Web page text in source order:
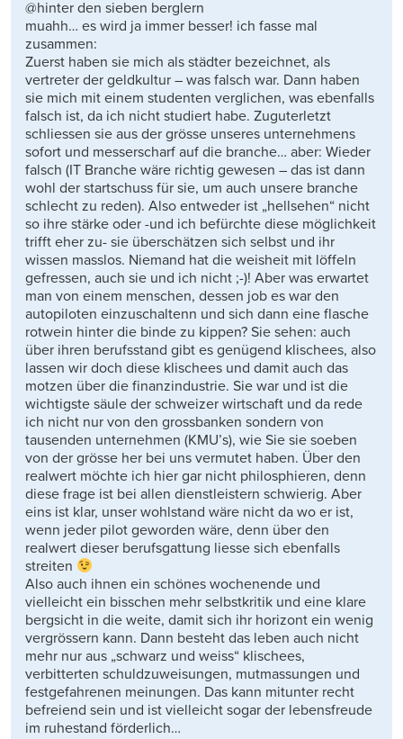
@hinter den sieben berglern
muahh… es wird ja immer besser! ich fasse mal
zusammen:
Zuerst haben sie mich als städter bezeichnet, als
vertreter der geldkultur – was falsch war. Dann haben
sie mich mit einem studenten verglichen, was ebenfalls
falsch ist, da ich nicht studiert habe. Zuguterletzt
schliessen sie aus der grösse unseres unternehmens
sofort und messerscharf auf die branche… aber: Wieder
falsch (IT Branche wäre richtig gewesen – das ist dann
wohl der startschuss für sie, um auch unsere branche
schlecht zu reden). Also entweder ist „hellsehen“ nicht
so ihre stärke oder -und ich befürchte diese möglichkeit
trifft eher zu- sie überschätzen sich selbst und ihr
wissen masslos. Niemand hat die weisheit mit löffeln
gefressen, auch sie und ich nicht ;-)! Aber was erwartet
man von einem menschen, dessen job es war den
autopiloten einzuschaltenn und sich dann eine flasche
rotwein hinter die binde zu kippen? Sie sehen: auch
über ihren berufsstand gibt es genügend klischees, also
lassen wir doch diese klischees und damit auch das
motzen über die finanzindustrie. Sie war und ist die
wichtigste säule der schweizer wirtschaft und da rede
ich nicht nur von den grossbanken sondern von
tausenden unternehmen (KMU’s), wie Sie sie soeben
von der grösse her bei uns vermutet haben. Über den
realwert möchte ich hier gar nicht philosphieren, denn
diese frage ist bei allen dienstleistern schwierig. Aber
eins ist klar, unser wohlstand wäre nicht da wo er ist,
wenn jeder pilot geworden wäre, denn über den
realwert dieser berufsgattung liesse sich ebenfalls
streiten
Also auch ihnen ein schönes wochenende und
vielleicht ein bisschen mehr selbstkritik und eine klare
bergsicht in die weite, damit sich ihr horizont ein wenig
vergrössern kann. Dann besteht das leben auch nicht
mehr nur aus „schwarz und weiss“ klischees,
verbitterten schuldzuweisungen, mutmassungen und
festgefahrenen meinungen. Das kann mitunter recht
befreiend sein und ist vielleicht sogar der lebensfreude
im ruhestand förderlich…